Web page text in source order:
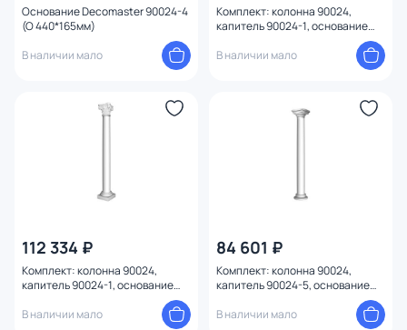
Основание Decomaster 90024-4
(O 440*165мм)
В наличии мало
Комплект: колонна 90024,
капитель 90024-1, основание
90024-4 Decomaster 90024-SET1
В наличии мало
112 334 ₽
Комплект: колонна 90024,
капитель 90024-1, основание
SET5
В наличии мало
84 601 ₽
Комплект: колонна 90024,
капитель 90024-5, основание
SET4
В наличии мало